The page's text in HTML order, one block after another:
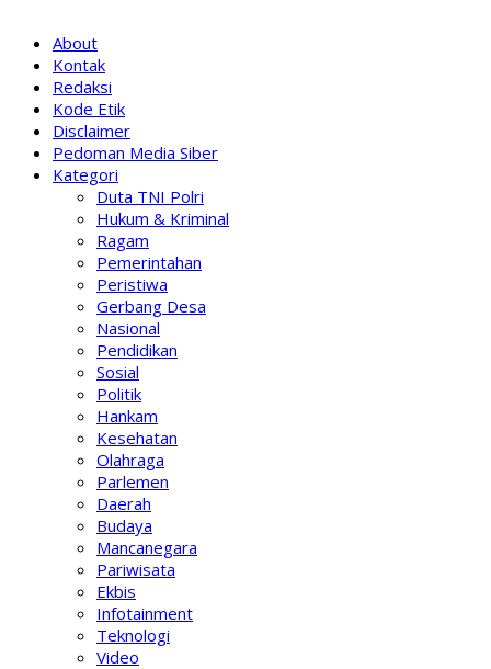
About
Kontak
Redaksi
Kode Etik
Disclaimer
Pedoman Media Siber
Kategori
Duta TNI Polri
Hukum & Kriminal
Ragam
Pemerintahan
Peristiwa
Gerbang Desa
Nasional
Pendidikan
Sosial
Politik
Hankam
Kesehatan
Olahraga
Parlemen
Daerah
Budaya
Mancanegara
Pariwisata
Ekbis
Infotainment
Teknologi
Video